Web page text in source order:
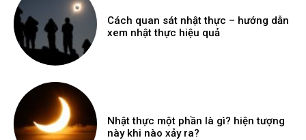
Cách quan sát nhật thực – hướng dẫn
xem nhật thực hiệu quả
Nhật thực một phần là gì? hiện tượng
này khi nào xảy ra?